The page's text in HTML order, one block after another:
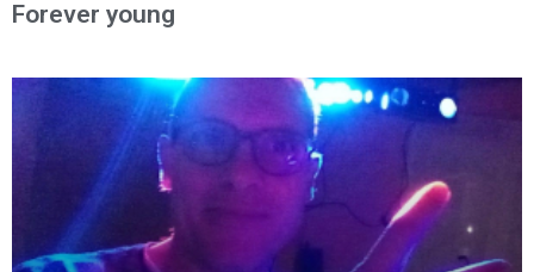
Forever young